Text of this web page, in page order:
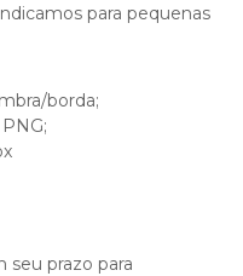
para pequenas
borda;
prazo para